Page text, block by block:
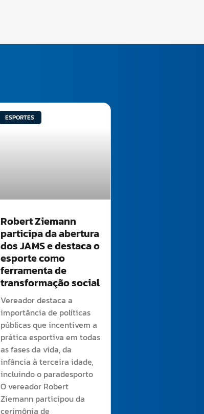
ESPORTES
Robert Ziemann
participa da abertura
dos JAMS e destaca o
esporte como
ferramenta de
transformação social
Vereador destaca a
importância de políticas
públicas que incentivem a
prática esportiva em todas
as fases da vida, da
infância à terceira idade,
incluindo o paradesporto
O vereador Robert
Ziemann participou da
cerimônia de